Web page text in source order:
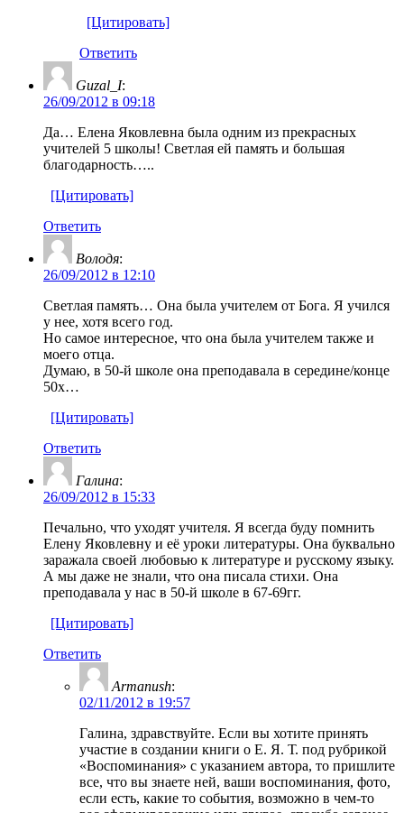
[Цитировать]
Ответить
Guzal_I:
26/09/2012 в 09:18
Да… Елена Яковлевна была одним из прекрасных
учителей 5 школы! Светлая ей память и большая
благодарность…..
[Цитировать]
Ответить
Володя:
26/09/2012 в 12:10
Светлая память… Она была учителем от Бога. Я учился
у нее, хотя всего год.
Но самое интересное, что она была учителем также и
моего отца.
Думаю, в 50-й школе она преподавала в середине/конце
50х…
[Цитировать]
Ответить
Галина:
26/09/2012 в 15:33
Печально, что уходят учителя. Я всегда буду помнить
Елену Яковлевну и её уроки литературы. Она буквально
заражала своей любовью к литературе и русскому языку.
А мы даже не знали, что она писала стихи. Она
преподавала у нас в 50-й школе в 67-69гг.
[Цитировать]
Ответить
Armanush:
02/11/2012 в 19:57
Галина, здравствуйте. Если вы хотите принять
участие в создании книги о Е. Я. Т. под рубрикой
«Воспоминания» с указанием автора, то пришлите
все, что вы знаете ней, ваши воспоминания, фото,
если есть, какие то события, возможно в чем-то